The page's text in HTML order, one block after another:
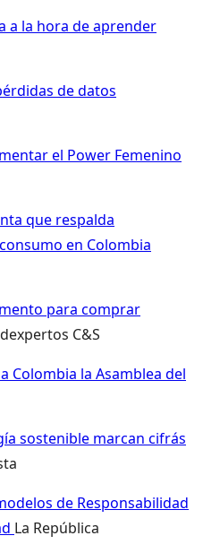
a la hora de aprender
de datos
el Power Femenino
que respalda
en Colombia
para comprar
C&S
Colombia la Asamblea del
sostenible marcan cifrás
de Responsabilidad
La República